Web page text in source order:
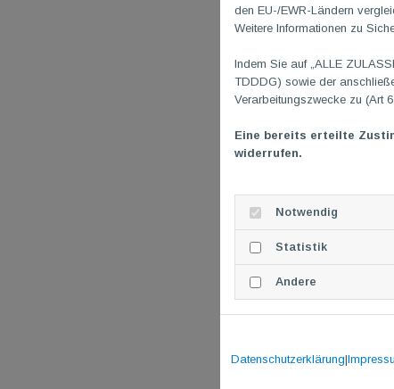
den EU-/EWR-Ländern
Weitere Informationen zu
Indem Sie auf „ALLE
TDDDG) sowie der
Verarbeitungszwecke zu (Art
Eine bereits erteilte
widerrufen.
Notwendig
Statistik
Andere
Datenschutzerklärung|